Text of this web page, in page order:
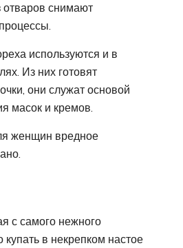
снимают
используются и в
Из них готовят
они служат основой
масок и кремов.
женщин вредное
с самого нежного
купать в некрепком настое